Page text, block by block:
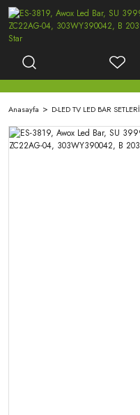
Anasayfa D-LED TV LED BAR SETLERİ